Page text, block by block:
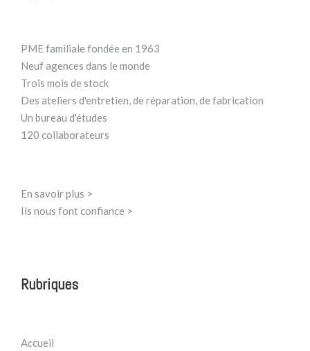
PME familiale fondée en 1963
Neuf agences dans le monde
Trois mois de stock
Des ateliers d'entretien, de réparation, de fabrication
Un bureau d'études
120 collaborateurs
En savoir plus >
Ils nous font confiance >
Rubriques
Accueil